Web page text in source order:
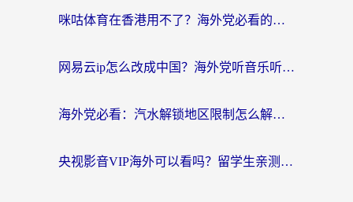
咪咕体育在香港用不了？海外党必看的回国加速器选择指南（附3个真实场景解决方案）
网易云ip怎么改成中国？海外党听音乐听书的无痛解决方案
海外党必看：汽水解锁地区限制怎么解除？3招解决国内影音&生活服务难题
央视影音VIP海外可以看吗？留学生亲测有效的回国加速器选择指南